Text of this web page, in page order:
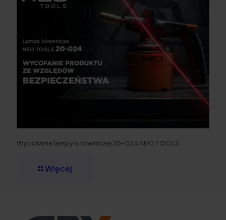
Wycofanie lampy lutowniczej 20-024 NEO TOOLS
Więcej